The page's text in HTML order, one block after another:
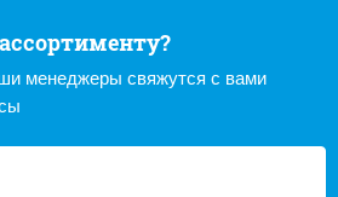
менеджеры свяжутся с вами